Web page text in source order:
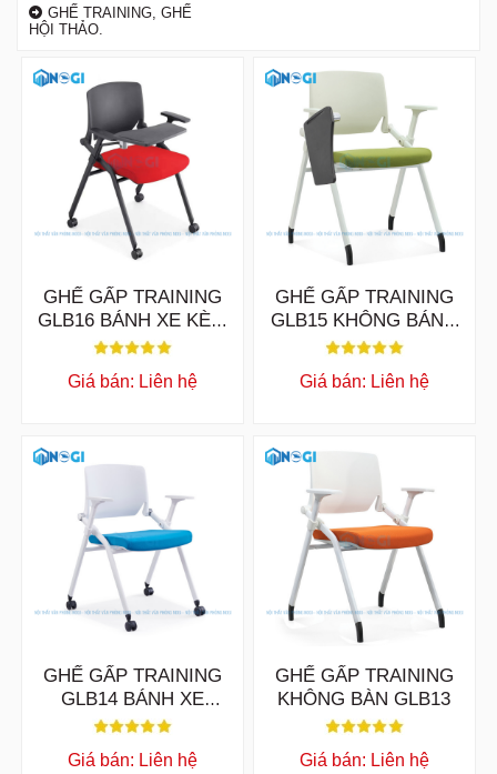
GHẾ TRAINING, GHẾ
HỘI THẢO.
GHẾ GẤP TRAINING
GLB16 BÁNH XE KÈM
BÀN VIẾT
Giá bán: Liên hệ
GHẾ GẤP TRAINING
GLB15 KHÔNG BÁNH
XE KÈM BÀN VIẾT
Giá bán: Liên hệ
GHẾ GẤP TRAINING
GLB14 BÁNH XE
KHÔNG BÀN
Giá bán: Liên hệ
GHẾ GẤP TRAINING
KHÔNG BÀN GLB13
Giá bán: Liên hệ